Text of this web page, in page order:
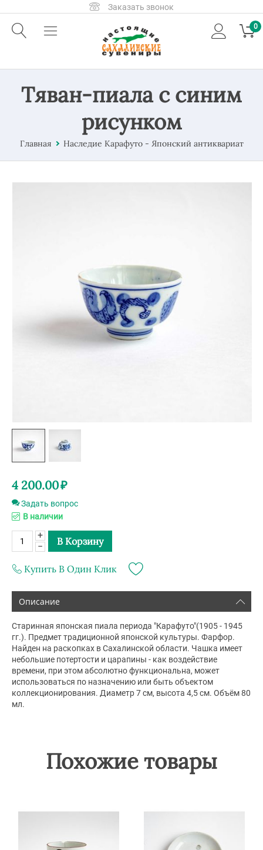
Заказать звонок
0
Тяван-пиала с синим
рисунком
Главная Наследие Карафуто - Японский антиквариат
4 200.00₽
Задать вопрос
В наличии
+
−
В Корзину
Купить В Один Клик
Описание
Старинная японская пиала периода "Карафуто"(1905 - 1945
гг.). Предмет традиционной японской культуры. Фарфор.
Найден на раскопках в Сахалинской области. Чашка имеет
небольшие потертости и царапины - как воздействие
времени, при этом абсолютно функциональна, может
использоваться по назначению или быть объектом
коллекционирования. Диаметр 7 см, высота 4,5 см. Объём 80
мл.
Похожие товары